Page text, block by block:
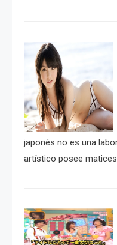
japonés no es una
artístico posee